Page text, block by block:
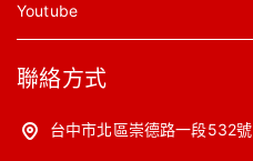
Youtube
聯絡方式
台中市北區崇德路一段532號